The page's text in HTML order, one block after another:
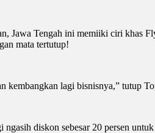
Jawa Tengah ini memiiki ciri khas
mata tertutup!
kembangkan lagi bisnisnya,” tutup
diskon sebesar 20 persen